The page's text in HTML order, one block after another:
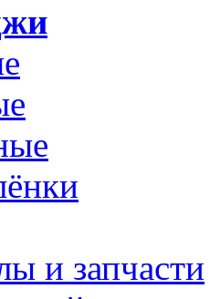
и запчасти